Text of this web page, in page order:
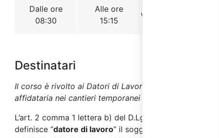
Destinatari
Il corso è rivolto ai Datori di Lavoro dell’impresa
affidataria nei cantieri temporanei e mobili.
L’art. 2 comma 1 lettera b) del D.Lgs 81/08,
definisce “datore di lavoro” il soggetto titolare del